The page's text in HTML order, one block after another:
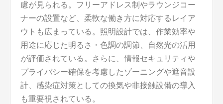
慮が見られる。フリーアドレス制やラウンジコー
ナーの設置など、柔軟な働き方に対応するレイア
ウトも広まっている。照明設計では、作業効率や
用途に応じた明るさ・色調の調節、自然光の活用
が評価されている。さらに、情報セキュリティや
プライバシー確保を考慮したゾーニングや遮音設
計、感染症対策としての換気や非接触設備の導入
も重要視されている。